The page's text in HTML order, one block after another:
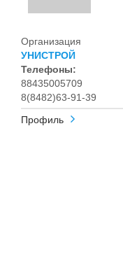
Организация
УНИСТРОЙ
Телефоны:
88435005709
8(8482)63-91-39
Профиль